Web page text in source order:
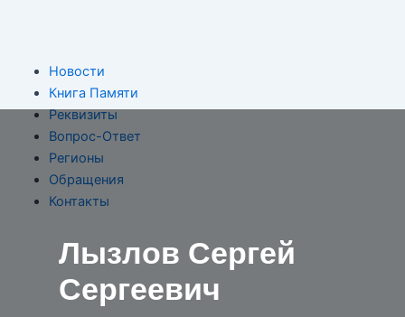
Новости
Книга Памяти
Реквизиты
Вопрос-Ответ
Регионы
Обращения
Контакты
Лызлов Сергей
Сергеевич